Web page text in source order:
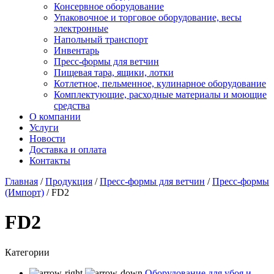
Консервное оборудование
Упаковочное и торговое оборудование, весы
электронные
Напольный транспорт
Инвентарь
Пресс-формы для ветчин
Пищевая тара, ящики, лотки
Котлетное, пельменное, кулинарное оборудование
Комплектующие, расходные материалы и моющие
средства
О компании
Услуги
Новости
Доставка и оплата
Контакты
Главная /Продукция /Пресс-формы для ветчин /Пресс-формы
(Импорт) /FD2
FD2
Категории